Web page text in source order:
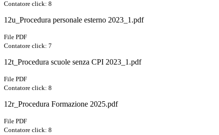
Contatore click: 8
12u_Procedura personale esterno 2023_1.pdf
File PDF
Contatore click: 7
12t_Procedura scuole senza CPI 2023_1.pdf
File PDF
Contatore click: 8
12r_Procedura Formazione 2025.pdf
File PDF
Contatore click: 8